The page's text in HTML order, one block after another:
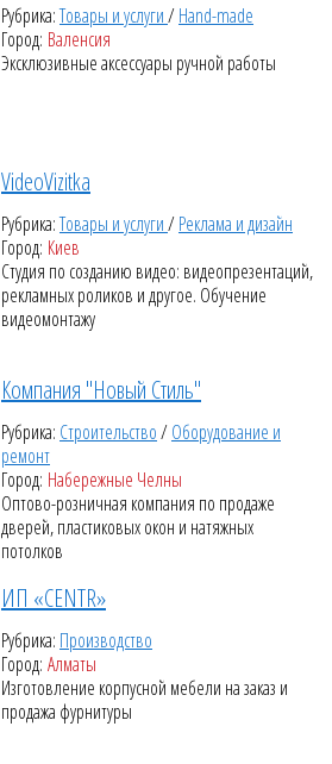
Рубрика:Товары и услуги/Hand-made
Город: Валенсия
Эксклюзивные аксессуары ручной работы
VideoVizitka
Рубрика:Товары и услуги/Реклама и дизайн
Город: Киев
Студия по созданию видео: видеопрезентаций,
рекламных роликов и другое. Обучение
видеомонтажу
Компания "Новый Стиль"
Рубрика: Строительство/Оборудование и
ремонт
Город: Набережные Челны
Оптово-розничная компания по продаже
дверей, пластиковых окон и натяжных
потолков
ИП «CENTR»
Рубрика: Производство
Город: Алматы
Изготовление корпусной мебели на заказ и
продажа фурнитуры